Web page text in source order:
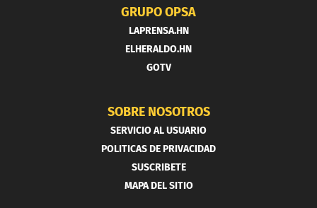
GRUPO OPSA
LAPRENSA.HN
ELHERALDO.HN
GOTV
SOBRE NOSOTROS
SERVICIO AL USUARIO
POLITICAS DE PRIVACIDAD
SUSCRIBETE
MAPA DEL SITIO